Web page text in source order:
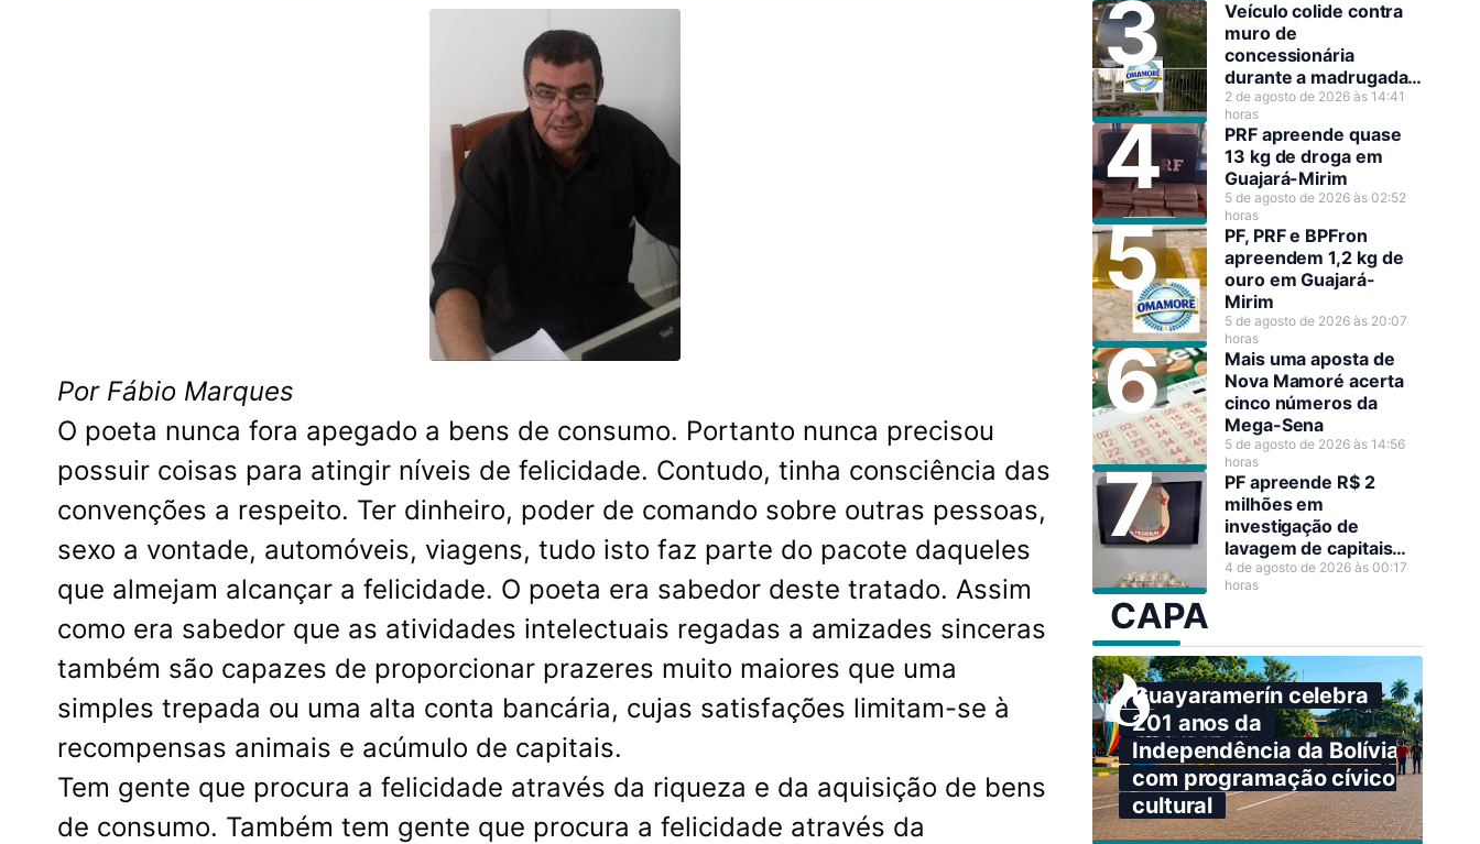
Por Fábio Marques
O poeta nunca fora apegado a bens de consumo. Portanto nunca precisou
possuir coisas para atingir níveis de felicidade. Contudo, tinha consciência das
convenções a respeito. Ter dinheiro, poder de comando sobre outras pessoas,
sexo a vontade, automóveis, viagens, tudo isto faz parte do pacote daqueles
que almejam alcançar a felicidade. O poeta era sabedor deste tratado. Assim
como era sabedor que as atividades intelectuais regadas a amizades sinceras
também são capazes de proporcionar prazeres muito maiores que uma
simples trepada ou uma alta conta bancária, cujas satisfações limitam-se à
recompensas animais e acúmulo de capitais.
Tem gente que procura a felicidade através da riqueza e da aquisição de bens
de consumo. Também tem gente que procura a felicidade através da
Veículo colide contra
muro de
concessionária
durante a madrugada
em Guajará-Mirim
2 de agosto de 2026 às 14:41
horas
PRF apreende quase
13 kg de droga em
Guajará-Mirim
5 de agosto de 2026 às 02:52
horas
PF, PRF e BPFron
apreendem 1,2 kg de
ouro em Guajará-
Mirim
5 de agosto de 2026 às 20:07
horas
Mais uma aposta de
Nova Mamoré acerta
cinco números da
Mega-Sena
5 de agosto de 2026 às 14:56
horas
PF apreende R$ 2
milhões em
investigação de
lavagem de capitais
em Porto Velho
4 de agosto de 2026 às 00:17
horas
CAPA
Guayaramerín celebra
201 anos da
Independência da Bolívia
com programação cívico-
cultural